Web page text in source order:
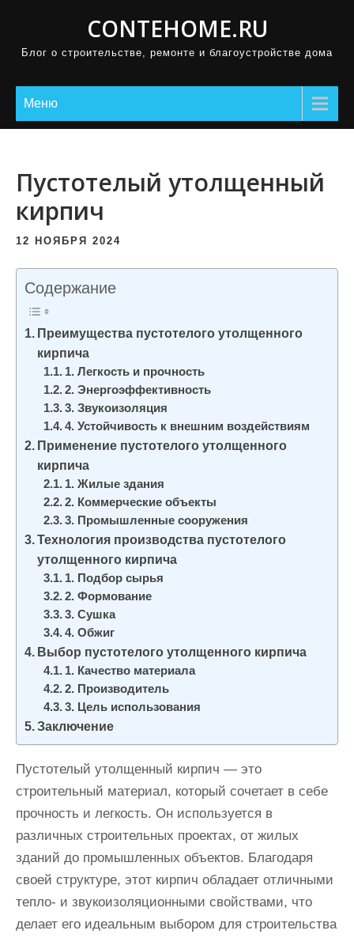
CONTEHOME.RU
Блог о строительстве, ремонте и благоустройстве дома
Меню
Пустотелый утолщенный
кирпич
12 НОЯБРЯ 2024
Содержание
Преимущества пустотелого утолщенного
кирпича
1. Легкость и прочность
2. Энергоэффективность
3. Звукоизоляция
4. Устойчивость к внешним воздействиям
Применение пустотелого утолщенного
кирпича
1. Жилые здания
2. Коммерческие объекты
3. Промышленные сооружения
Технология производства пустотелого
утолщенного кирпича
1. Подбор сырья
2. Формование
3. Сушка
4. Обжиг
Выбор пустотелого утолщенного кирпича
1. Качество материала
2. Производитель
3. Цель использования
Заключение
Пустотелый утолщенный кирпич — это
строительный материал, который сочетает в себе
прочность и легкость. Он используется в
различных строительных проектах, от жилых
зданий до промышленных объектов. Благодаря
своей структуре, этот кирпич обладает отличными
тепло- и звукоизоляционными свойствами, что
делает его идеальным выбором для строительства